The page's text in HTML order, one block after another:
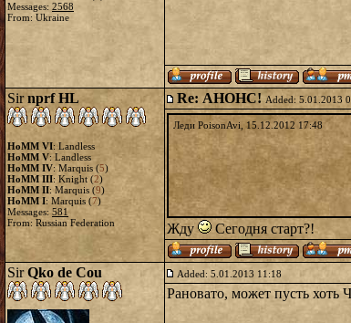
Messages: 2568
From: Ukraine
Sirnprf HL
HoMM VI: Landless
HoMM V: Landless
HoMM IV: Marquis (5)
HoMM III: Knight (2)
HoMM II: Marquis (9)
HoMM I: Marquis (7)
Messages: 581
From: Russian Federation
Re: АНОНС!Added: 5.01.2013
Леди PoisonAvi, 15.12.2012 17:48
Жду Сегодня старт?!
SirQko de Cou Added: 5.01.2013 11:18
Рановато, может пусть хоть